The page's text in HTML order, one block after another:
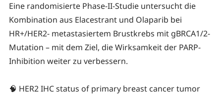
Eine randomisierte Phase-II-Studie untersucht die
Kombination aus Elacestrant und Olaparib bei
HR+/HER2- metastasiertem Brustkrebs mit gBRCA1/2-
Mutation – mit dem Ziel, die Wirksamkeit der PARP-
Inhibition weiter zu verbessern.
🧠 HER2 IHC status of primary breast cancer tumor